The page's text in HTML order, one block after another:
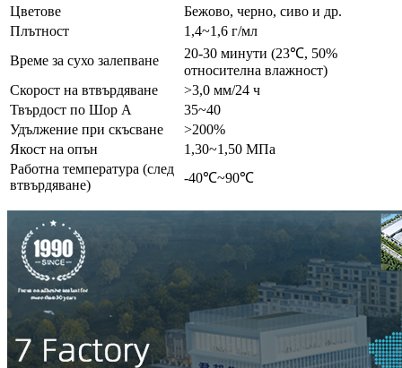
Цветове
Бежово, черно, сиво и др.
Плътност
1,4~1,6 г/мл
Време за сухо залепване
20-30 минути (23℃, 50%
относителна влажност)
Скорост на втвърдяване
>3,0 мм/24 ч
Твърдост по Шор А
35~40
Удължение при скъсване
>200%
Якост на опън
1,30~1,50 МПа
Работна температура (след
втвърдяване)
-40℃~90℃